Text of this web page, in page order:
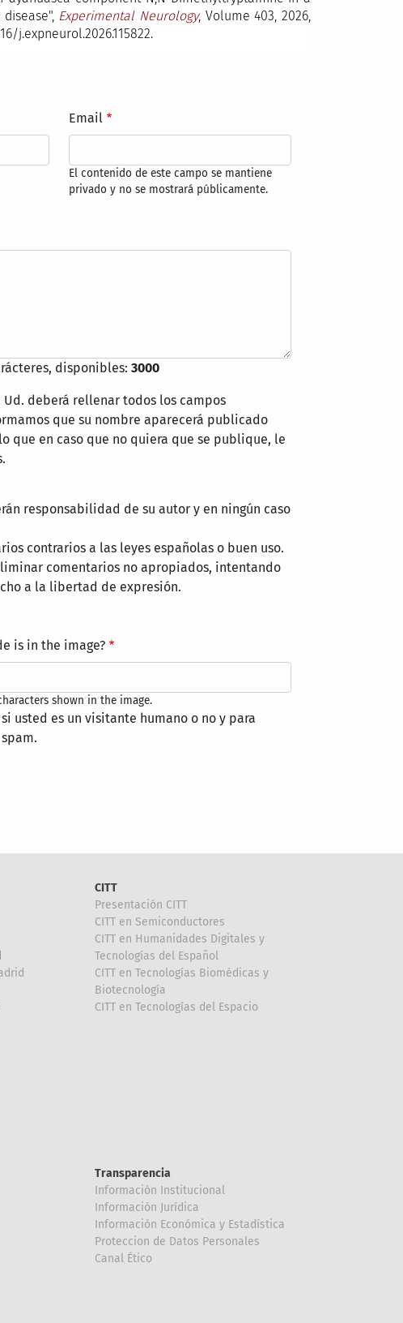
Experimental Neurology, Volume 403, 2026,
j.expneurol.2026.115822.
Email
El contenido de este campo se mantiene
privado y no se mostrará públicamente.
disponibles:3000
deberá rellenar todos los campos
que su nombre aparecerá publicado
que en caso que no quiera que se publique, le
responsabilidad de su autor y en ningún caso
contrarios a las leyes españolas o buen uso.
comentarios no apropiados, intentando
a la libertad de expresión.
is in the image?
shown in the image.
usted es un visitante humano o no y para
CITT
Presentación CITT
CITT en Semiconductores
CITT en Humanidades Digitales y
Tecnologías del Español
CITT en Tecnologías Biomédicas y
Biotecnología
CITT en Tecnologías del Espacio
Transparencia
Información Institucional
Información Jurídica
Información Económica y Estadística
Proteccion de Datos Personales
Canal Ético